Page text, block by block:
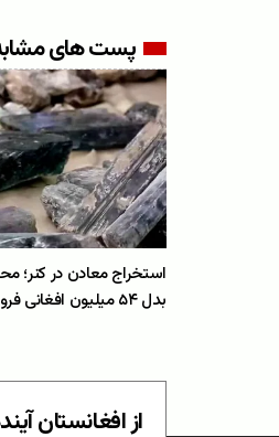
پست های
استخراج معادن در کنر؛
بدل ۵۴ میلیون افغانی فروخته شد
از افغانستان